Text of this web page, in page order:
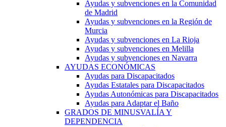
Ayudas y subvenciones en la Comunidad
de Madrid
Ayudas y subvenciones en la Región de
Murcia
Ayudas y subvenciones en La Rioja
Ayudas y subvenciones en Melilla
Ayudas y subvenciones en Navarra
AYUDAS ECONÓMICAS
Ayudas para Discapacitados
Ayudas Estatales para Discapacitados
Ayudas Autonómicas para Discapacitados
Ayudas para Adaptar el Baño
GRADOS DE MINUSVALÍA Y
DEPENDENCIA